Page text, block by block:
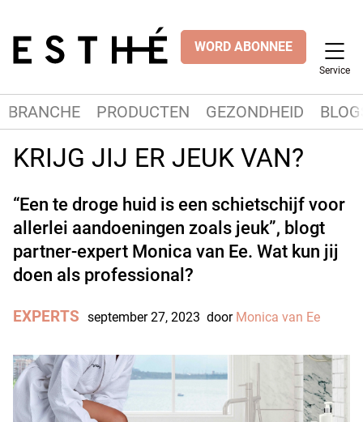
WORD ABONNEE
Service
BRANCHE PRODUCTEN GEZONDHEID
KRIJG JIJ ER JEUK VAN?
“Een te droge huid is een schietschijf voor
allerlei aandoeningen zoals jeuk”, blogt
partner-expert Monica van Ee. Wat kun jij
doen als professional?
EXPERTS september 27, 2023 door Monica van Ee